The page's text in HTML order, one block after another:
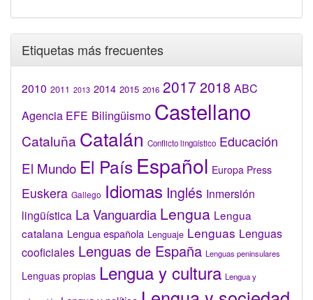
Etiquetas más frecuentes
2010 2011 2013 2014 2015 2016 2017 2018 ABC
Agencia EFE Bilingüismo Castellano
Cataluña Catalán Conflicto lingüístico Educación
El Mundo El País Español Europa Press
Euskera Gallego Idiomas Inglés Inmersión
lingüística La Vanguardia Lengua Lengua
catalana Lengua española Lenguaje Lenguas Lenguas
cooficiales Lenguas de España Lenguas peninsulares
Lenguas propias Lengua y cultura Lengua y